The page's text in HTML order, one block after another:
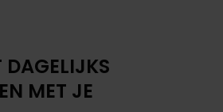
DAGELIJKS
MET JE